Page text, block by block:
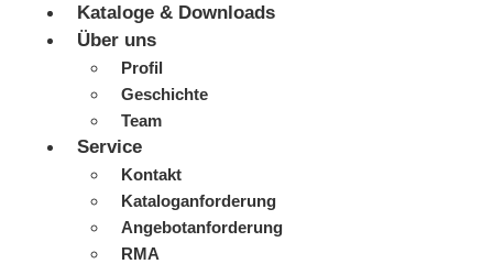
Kataloge & Downloads
Über uns
Profil
Geschichte
Team
Service
Kontakt
Kataloganforderung
Angebotanforderung
RMA